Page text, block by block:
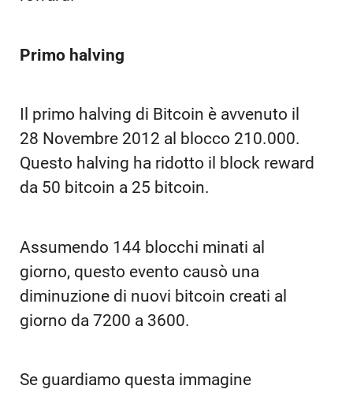
Primo halving
Il primo halving di Bitcoin è avvenuto il
28 Novembre 2012 al blocco 210.000.
Questo halving ha ridotto il block reward
da 50 bitcoin a 25 bitcoin.
Assumendo 144 blocchi minati al
giorno, questo evento causò una
diminuzione di nuovi bitcoin creati al
giorno da 7200 a 3600.
Se guardiamo questa immagine